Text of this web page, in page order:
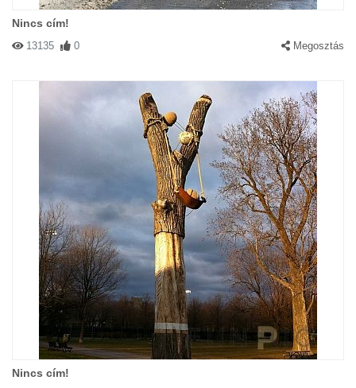
Nincs cím!
13135 0 Megosztás
Nincs cím!